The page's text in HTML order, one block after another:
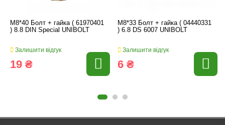
M8*40 Болт + гайка ( 61970401
) 8.8 DIN Special UNIBOLT
Залишити відгук
19 ₴
M8*33 Болт + гайка ( 04440331
) 6.8 DS 6007 UNIBOLT
Залишити відгук
6 ₴